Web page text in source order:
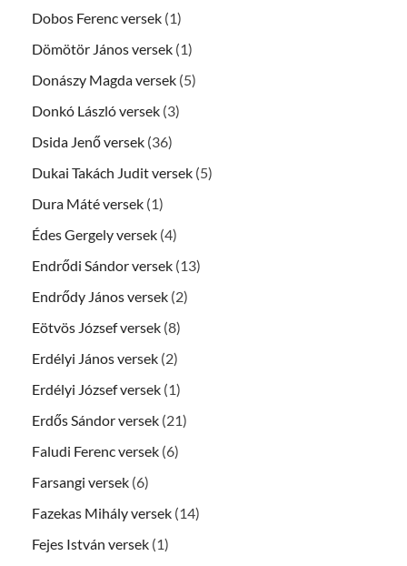
Dobos Ferenc versek (1)
Dömötör János versek (1)
Donászy Magda versek (5)
Donkó László versek (3)
Dsida Jenő versek (36)
Dukai Takách Judit versek (5)
Dura Máté versek (1)
Édes Gergely versek (4)
Endrődi Sándor versek (13)
Endrődy János versek (2)
Eötvös József versek (8)
Erdélyi János versek (2)
Erdélyi József versek (1)
Erdős Sándor versek (21)
Faludi Ferenc versek (6)
Farsangi versek (6)
Fazekas Mihály versek (14)
Fejes István versek (1)